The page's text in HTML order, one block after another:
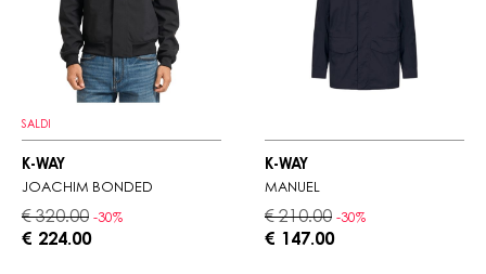
SALDI
K-WAY
JOACHIM BONDED
€ 320.00 -30%
€ 224.00
K-WAY
MANUEL
€ 210.00 -30%
€ 147.00